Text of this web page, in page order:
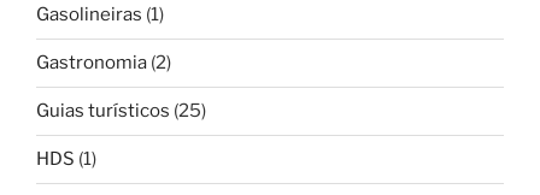
Gasolineiras (1)
Gastronomia (2)
Guias turísticos (25)
HDS (1)